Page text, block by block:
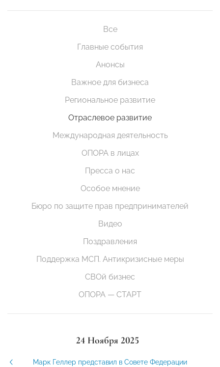
Все
Главные события
Анонсы
Важное для бизнеса
Региональное развитие
Отраслевое развитие
Международная деятельность
ОПОРА в лицах
Пресса о нас
Особое мнение
Бюро по защите прав предпринимателей
Видео
Поздравления
Поддержка МСП. Антикризисные меры
СВОй бизнес
ОПОРА — СТАРТ
24 Ноября 2025
Марк Геллер представил в Совете Федерации